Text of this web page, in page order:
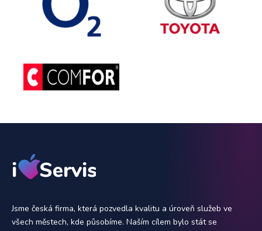
Jsme česká firma, která pozvedla kvalitu a úroveň služeb ve
všech městech, kde působíme. Naším cílem bylo stát se